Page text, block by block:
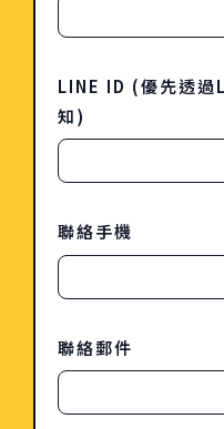
LINE ID (優先透過
知)
聯絡手機
聯絡郵件